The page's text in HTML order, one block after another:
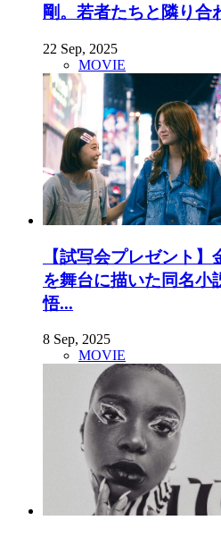
剛。若者たちと隣り合
22 Sep, 2025
MOVIE
【試写会プレゼント
を舞台に描いた同名小
悟...
8 Sep, 2025
MOVIE